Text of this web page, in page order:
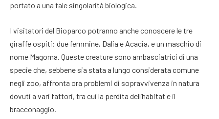
portato a una tale singolarità biologica.
I visitatori del Bioparco potranno anche conoscere le tre
giraffe ospiti: due femmine, Dalia e Acacia, e un maschio di
nome Magoma. Queste creature sono ambasciatrici di una
specie che, sebbene sia stata a lungo considerata comune
negli zoo, affronta ora problemi di sopravvivenza in natura
dovuti a vari fattori, tra cui la perdita dell’habitat e il
bracconaggio.